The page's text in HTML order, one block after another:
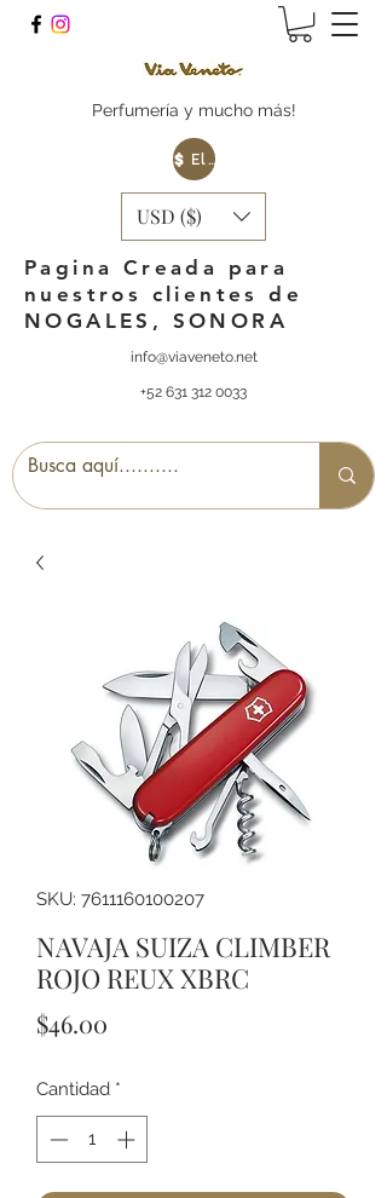
Perfumería y mucho más!
Elige tu Moneda
USD ($)
Pagina Creada para
nuestros clientes de
NOGALES, SONORA
info@viaveneto.net
+52 631 312 0033
SKU: 7611160100207
NAVAJA SUIZA CLIMBER
ROJO REUX XBRC
$46.00
Cantidad *